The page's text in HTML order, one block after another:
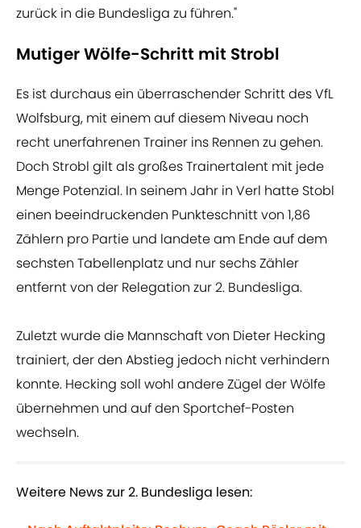
zurück in die Bundesliga zu führen."
Mutiger Wölfe-Schritt mit Strobl
Es ist durchaus ein überraschender Schritt des VfL
Wolfsburg, mit einem auf diesem Niveau noch
recht unerfahrenen Trainer ins Rennen zu gehen.
Doch Strobl gilt als großes Trainertalent mit jede
Menge Potenzial. In seinem Jahr in Verl hatte Stobl
einen beeindruckenden Punkteschnitt von 1,86
Zählern pro Partie und landete am Ende auf dem
sechsten Tabellenplatz und nur sechs Zähler
entfernt von der Relegation zur 2. Bundesliga.
Zuletzt wurde die Mannschaft von Dieter Hecking
trainiert, der den Abstieg jedoch nicht verhindern
konnte. Hecking soll wohl andere Zügel der Wölfe
übernehmen und auf den Sportchef-Posten
wechseln.
Weitere News zur 2. Bundesliga lesen: